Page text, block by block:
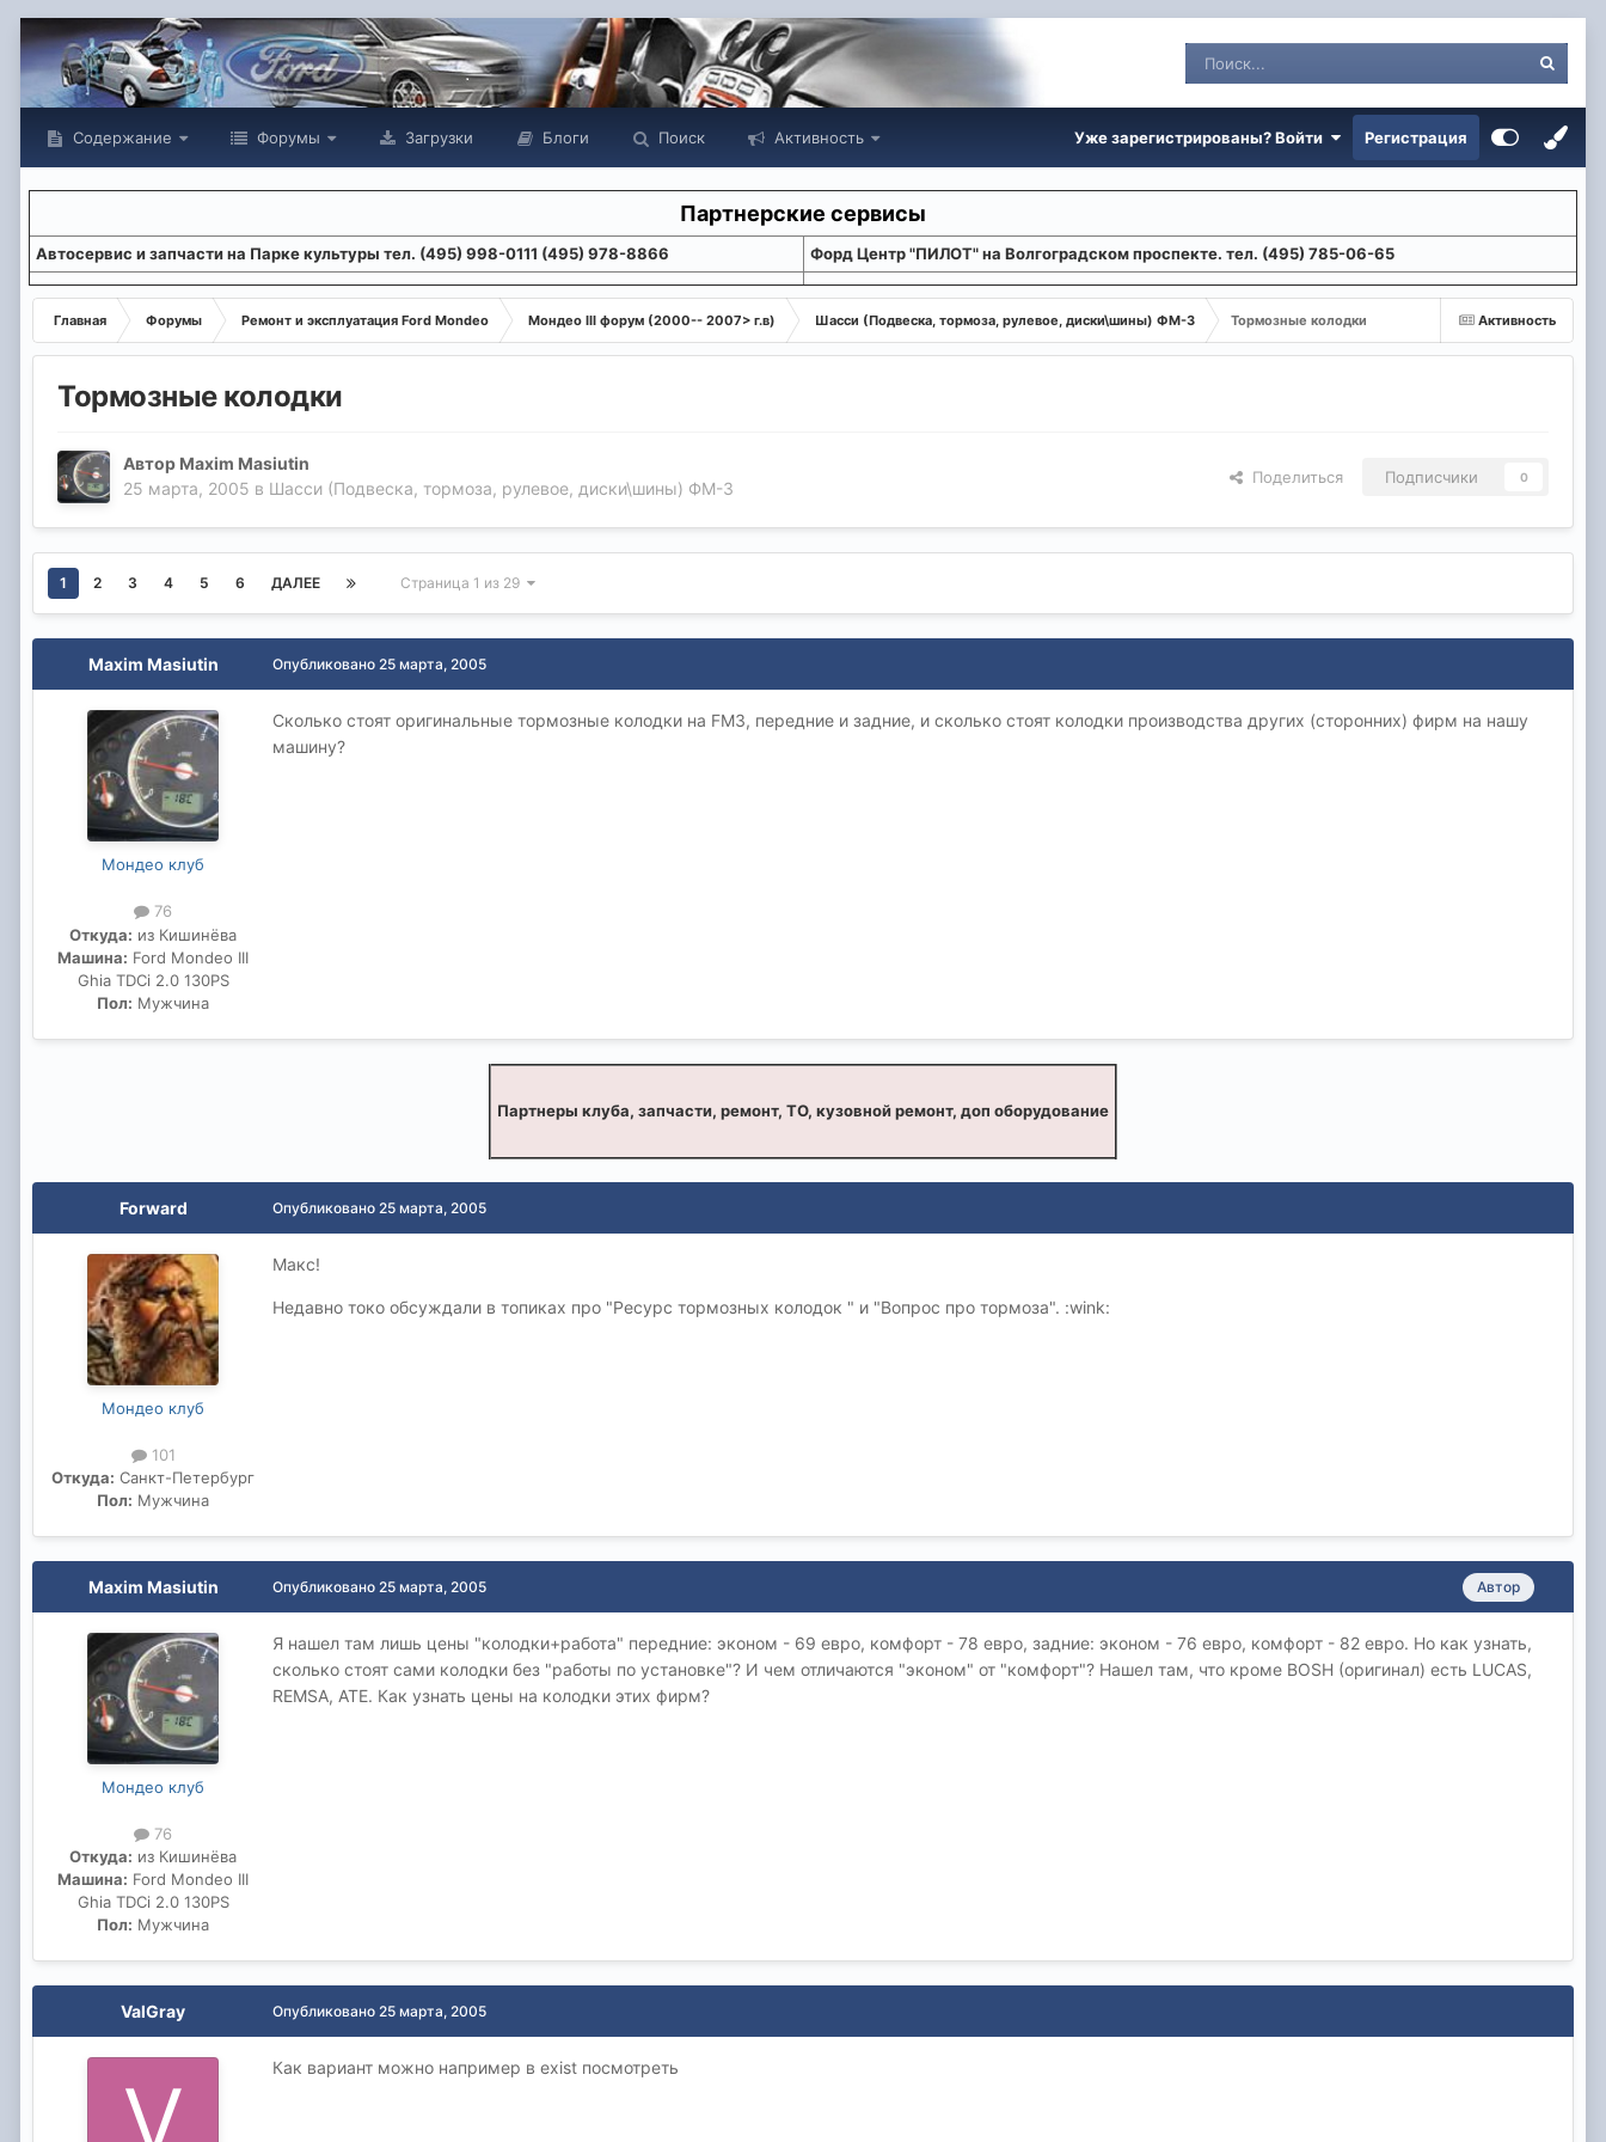
Содержание Форумы Загрузки Блоги Поиск Активность Уже зарегистрированы? Войти Регистрация
Партнерские сервисы
Aвтосервис и запчасти на Парке культуры тел. (495) 998-0111 (495) 978-8866 Форд Центр "ПИЛОТ" на Волгоградском проспекте. тел. (495) 785-06-65
Активность
Главная Форумы Ремонт и эксплуатация Ford Mondeo Мондео III форум (2000-- 2007> г.в) Шасси (Подвеска, тормоза, рулевое, диски\шины) ФМ-3 Тормозные колодки
Тормозные колодки
Автор Maxim Masiutin
25 марта, 2005 в Шасси (Подвеска, тормоза, рулевое, диски\шины) ФМ-3
Поделиться Подписчики 0
1 2 3 4 5 6 ДАЛЕЕ Страница 1 из 29
Maxim Masiutin
Мондео клуб
76
Откуда: из Кишинёва
Машина: Ford Mondeo III
Ghia TDCi 2.0 130PS
Пол: Мужчина
Опубликовано 25 марта, 2005
Сколько стоят оригинальные тормозные колодки на FM3, передние и задние, и сколько стоят колодки производства других (сторонних) фирм на нашу
машину?
Партнеры клуба, запчасти, ремонт, ТО, кузовной ремонт, доп оборудование
Forward
Мондео клуб
101
Откуда: Санкт-Петербург
Пол: Мужчина
Опубликовано 25 марта, 2005
Макс!
Недавно токо обсуждали в топиках про "Ресурс тормозных колодок " и "Вопрос про тормоза". :wink:
Maxim Masiutin
Мондео клуб
76
Откуда: из Кишинёва
Машина: Ford Mondeo III
Ghia TDCi 2.0 130PS
Пол: Мужчина
Автор
Опубликовано 25 марта, 2005
Я нашел там лишь цены "колодки+работа" передние: эконом - 69 евро, комфорт - 78 евро, задние: эконом - 76 евро, комфорт - 82 евро. Но как узнать,
сколько стоят сами колодки без "работы по установке"? И чем отличаются "эконом" от "комфорт"? Нашел там, что кроме BOSH (оригинал) есть LUCAS,
REMSA, ATE. Как узнать цены на колодки этих фирм?
ValGray Опубликовано 25 марта, 2005
Как вариант можно например в exist посмотреть